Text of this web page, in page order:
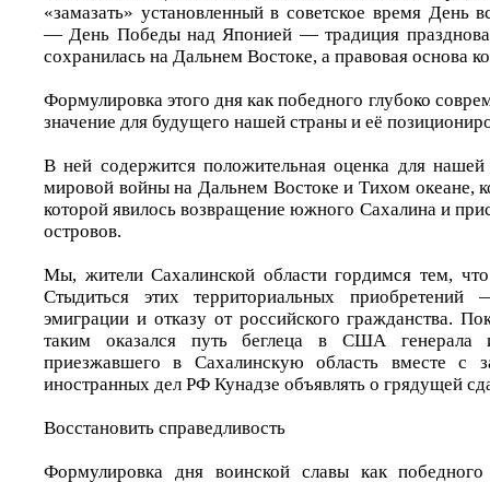
«замазать» установленный в советское время День
— День Победы над Японией — традиция
сохранилась на Дальнем Востоке, а правовая основа
Формулировка этого дня как победного глубоко
значение для будущего нашей страны и её
В ней содержится положительная оценка для
мировой войны на Дальнем Востоке и Тихом океане,
которой явилось возвращение южного Сахалина и
островов.
Мы, жители Сахалинской области гордимся тем,
Стыдиться этих территориальных
эмиграции и отказу от российского гражданства.
таким оказался путь беглеца в США генерала
приезжавшего в Сахалинскую область вместе с
иностранных дел РФ Кунадзе объявлять о грядущей
Восстановить справедливость
Формулировка дня воинской славы как